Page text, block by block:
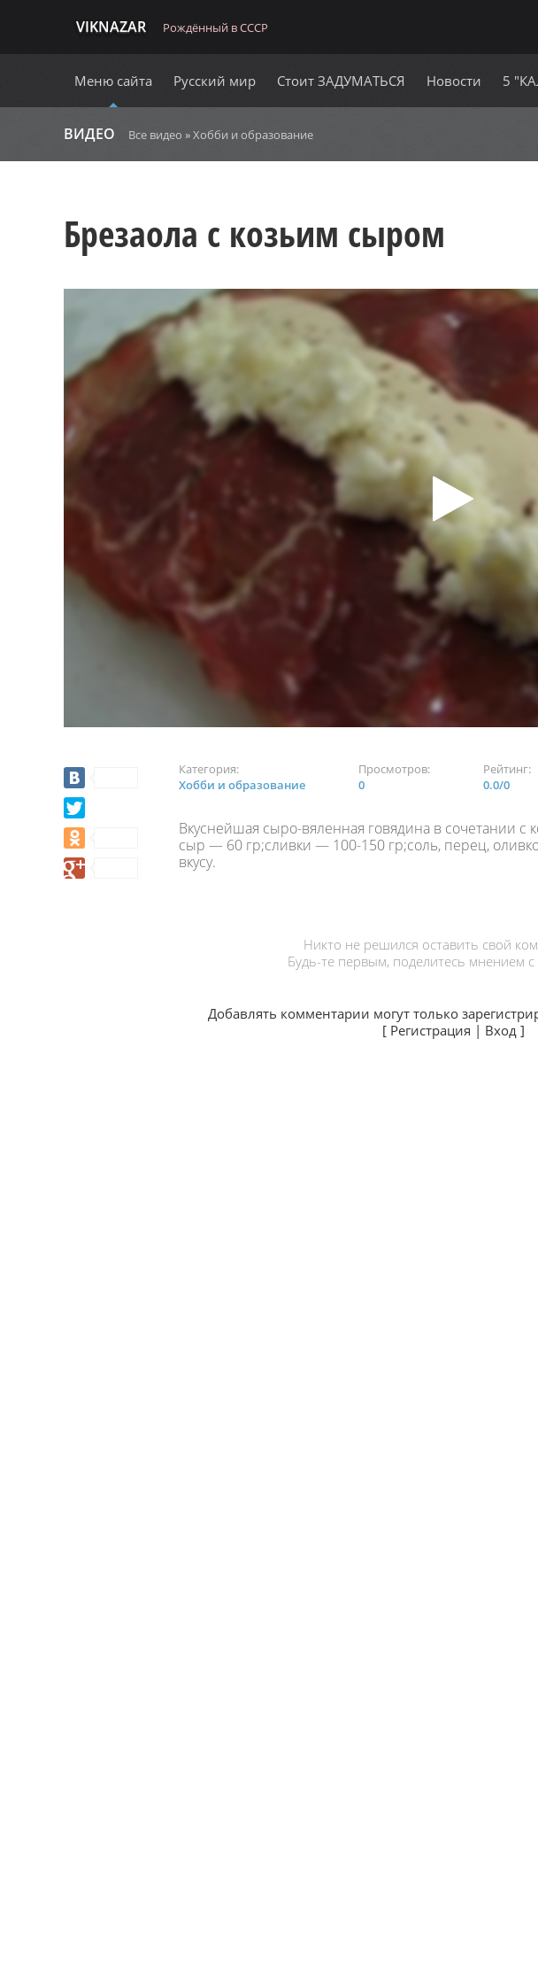
VIKNAZAR Рождённый в СССР
Меню сайта Русский мир Стоит ЗАДУМАТЬСЯ Новости 5
ВИДЕО Все видео »Хобби и образование
Брезаола с козьим сыром
Категория:
Хобби и образование
Просмотров:
0
Рейтинг:
0.0/0
Вкуснейшая сыро-вяленная говядина в сочетании
сыр — 60 гр;сливки — 100-150 гр;соль, перец,
вкусу.
Никто не решился оставить свой
Будь-те первым, поделитесь мнением
Добавлять комментарии могут только
[ Регистрация | Вход]